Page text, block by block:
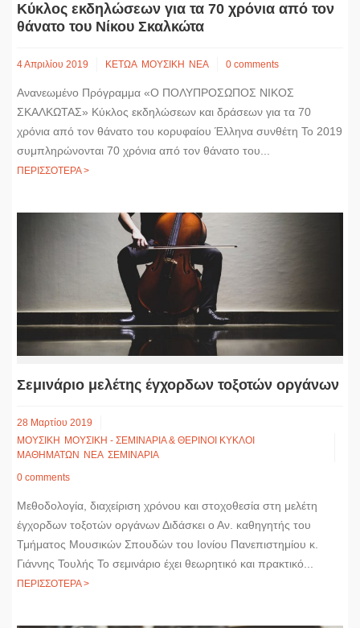
Κύκλος εκδηλώσεων για τα 70 χρόνια από τον
θάνατο του Νίκου Σκαλκώτα
4 Απριλίου 2019 ΚΕΤΩΑ ΜΟΥΣΙΚΗ ΝΕΑ 0 comments
Ανανεωμένο Πρόγραμμα «Ο ΠΟΛΥΠΡΟΣΩΠΟΣ ΝΙΚΟΣ
ΣΚΑΛΚΩΤΑΣ» Κύκλος εκδηλώσεων και δράσεων για τα 70
χρόνια από τον θάνατο του κορυφαίου Έλληνα συνθέτη Το 2019
συμπληρώνονται 70 χρόνια από τον θάνατο του...
ΠΕΡΙΣΣΟΤΕΡΑ >
Σεμινάριο μελέτης έγχορδων τοξοτών οργάνων
28 Μαρτίου 2019
ΜΟΥΣΙΚΗ
ΜΟΥΣΙΚΗ - ΣΕΜΙΝΑΡΙΑ & ΘΕΡΙΝΟΙ ΚΥΚΛΟΙ
ΜΑΘΗΜΑΤΩΝ
ΝΕΑ ΣΕΜΙΝΑΡΙΑ
0 comments
Μεθοδολογία, διαχείριση χρόνου και στοχοθεσία στη μελέτη
έγχορδων τοξοτών οργάνων Διδάσκει ο Αν. καθηγητής του
Τμήματος Μουσικών Σπουδών του Ιονίου Πανεπιστημίου κ.
Γιάννης Τουλής Το σεμινάριο έχει θεωρητικό και πρακτικό...
ΠΕΡΙΣΣΟΤΕΡΑ >